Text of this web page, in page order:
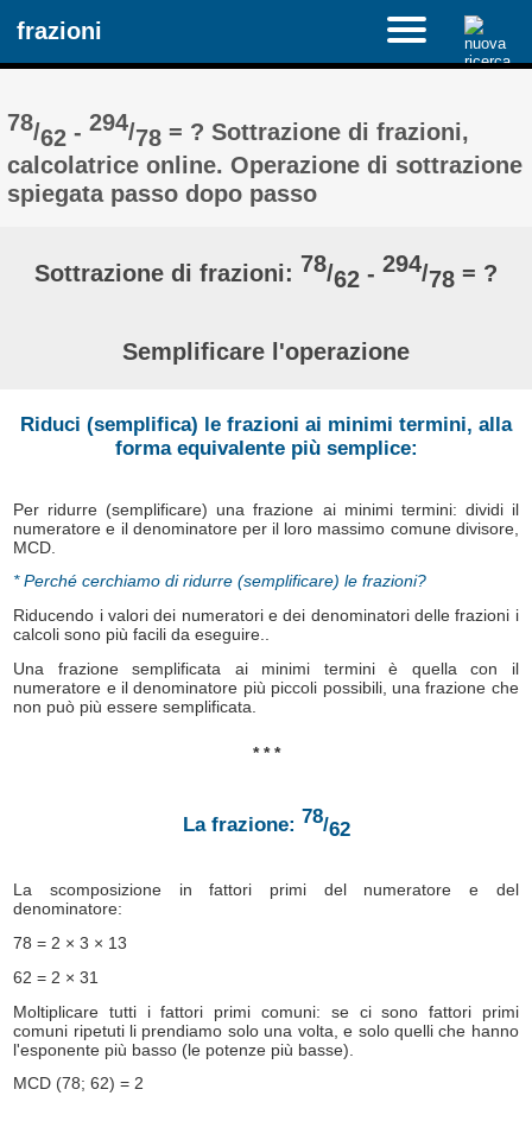
frazioni
78/62 -294/78 = ? Sottrazione di frazioni,
calcolatrice online. Operazione di sottrazione
spiegata passo dopo passo
Sottrazione di frazioni: 78/62 - 294/78 = ?
Semplificare l'operazione
Riduci (semplifica) le frazioni ai minimi termini, alla
forma equivalente più semplice:
Per ridurre (semplificare) una frazione ai minimi termini: dividi il
numeratore e il denominatore per il loro massimo comune divisore,
MCD.
* Perché cerchiamo di ridurre (semplificare) le frazioni?
Riducendo i valori dei numeratori e dei denominatori delle frazioni i
calcoli sono più facili da eseguire..
Una frazione semplificata ai minimi termini è quella con il
numeratore e il denominatore più piccoli possibili, una frazione che
non può più essere semplificata.
* * *
La frazione: 78/62
La scomposizione in fattori primi del numeratore e del
denominatore:
78 = 2 × 3 × 13
62 = 2 × 31
Moltiplicare tutti i fattori primi comuni: se ci sono fattori primi
comuni ripetuti li prendiamo solo una volta, e solo quelli che hanno
l'esponente più basso (le potenze più basse).
MCD (78; 62) = 2